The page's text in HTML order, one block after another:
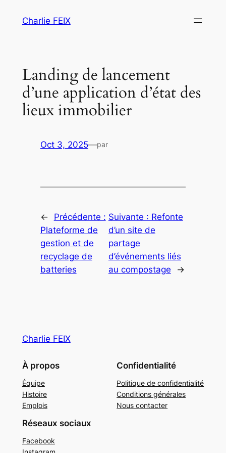
Charlie FEIX
Landing de lancement
d’une application d’état des
lieux immobilier
Oct 3, 2025—par
←
Précédente :
Plateforme de
gestion et de
recyclage de
batteries
Suivante : Refonte
d’un site de
partage
d’événements liés
au compostage
→
Charlie FEIX
À propos
Équipe
Histoire
Emplois
Confidentialité
Politique de confidentialité
Conditions générales
Nous contacter
Réseaux sociaux
Facebook